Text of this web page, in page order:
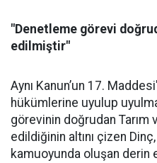
"Denetleme görevi
edilmiştir"
Aynı Kanun’un 17.
hükümlerine uyulup
görevinin doğrudan Tarım
edildiğinin altını çizen
kamuoyunda oluşan derin